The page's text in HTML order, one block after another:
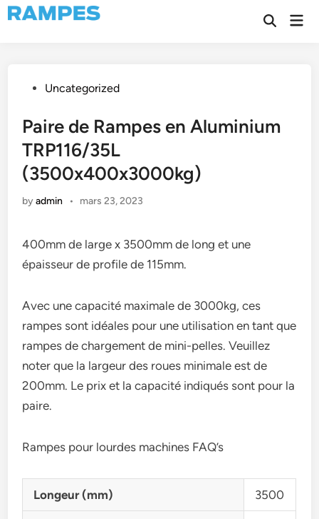
Skip
to
Open
PostedUncategorized
Paire de Rampes en Aluminium
TRP116/35L
(3500x400x3000kg)
byadmin • mars 23, 2023
400mm de large x 3500mm de long et une
épaisseur de profile de 115mm.
Avec une capacité maximale de 3000kg, ces
rampes sont idéales pour une utilisation en tant que
rampes de chargement de mini-pelles. Veuillez
noter que la largeur des roues minimale est de
200mm. Le prix et la capacité indiqués sont pour la
paire.
Rampes pour lourdes machines FAQ’s
Longeur (mm) 3500